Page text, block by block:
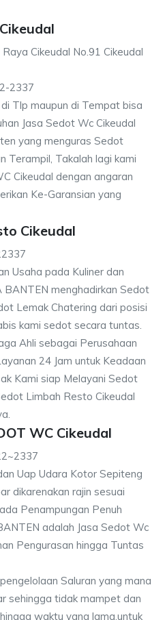
Cikeudal No.91 Cikeudal
2337
Tlp maupun di Tempat bisa
Jasa Sedot Wc Cikeudal
yang menguras Sedot
Terampil, Takalah lagi kami
Cikeudal dengan angaran
Ke-Garansian yang
Cikeudal
Usaha pada Kuliner dan
BANTEN menghadirkan Sedot
Lemak Chatering dari posisi
kami sedot secara tuntas.
Ahli sebagai Perusahaan
24 Jam untuk Keadaan
Kami siap Melayani Sedot
Limbah Resto Cikeudal
WC Cikeudal
Uap Udara Kotor Sepiteng
dikarenakan rajin sesuai
Penampungan Penuh
adalah Jasa Sedot Wc
Pengurasan hingga Tuntas
Saluran yang mana
sehingga tidak mampet dan
waktu yang lama,untuk